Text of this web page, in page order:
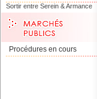
Sortir entre Serein & Armance
Procédures en cours